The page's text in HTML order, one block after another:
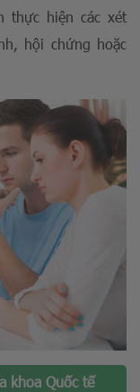
thực hiện các xét
hội chứng hoặc
khoa Quốc tế